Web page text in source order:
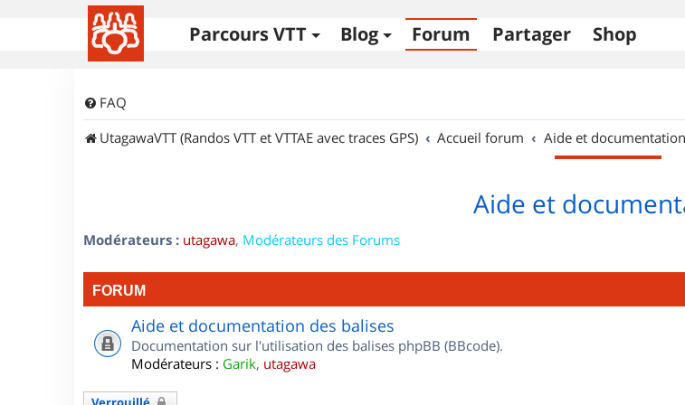
Parcours VTT Blog Forum Partager Shop
FAQ
UtagawaVTT (Randos VTT et VTTAE avec traces GPS)
Accueil forum Aide et documentation
Aide et
Modérateurs : utagawa, Modérateurs des Forums
FORUM
Aide et documentation des balises
Documentation sur l'utilisation des balises phpBB (BBcode).
Modérateurs : Garik, utagawa